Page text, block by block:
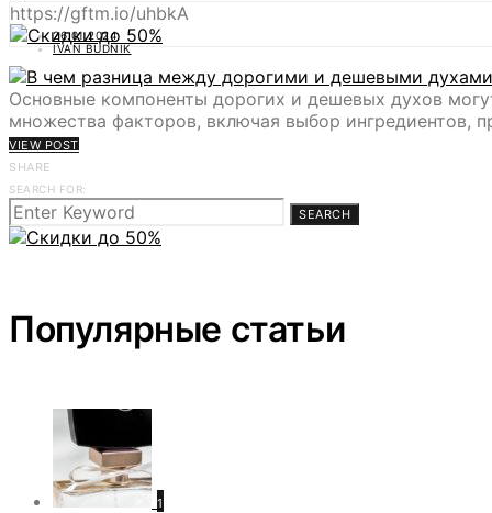
https://gftm.io/uhbkA
26.01.2024
IVAN BUDNIK
Основные компоненты дорогих и дешевых духов
множества факторов, включая выбор ингредиентов,
VIEW POST
SHARE
SEARCH FOR:
SEARCH
Популярные статьи
1